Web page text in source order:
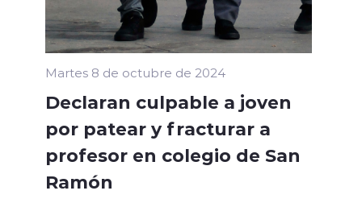
Martes 8 de octubre de 2024
Declaran culpable a joven
por patear y fracturar a
profesor en colegio de San
Ramón